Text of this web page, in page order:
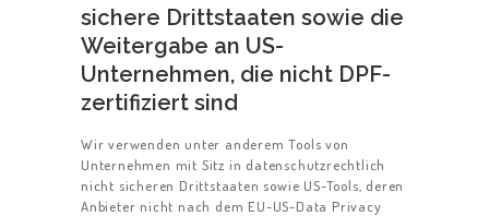
sichere Drittstaaten sowie die
Weitergabe an US-
Unternehmen, die nicht DPF-
zertifiziert sind
Wir verwenden unter anderem Tools von
Unternehmen mit Sitz in datenschutzrechtlich
nicht sicheren Drittstaaten sowie US-Tools, deren
Anbieter nicht nach dem EU-US-Data Privacy